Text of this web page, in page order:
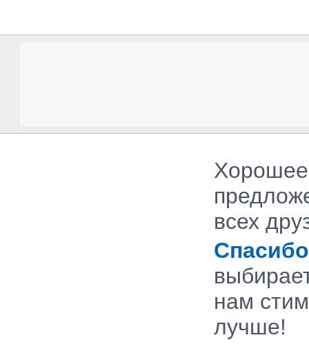
Хорошее
всех
Спасибо
нам
лучше!